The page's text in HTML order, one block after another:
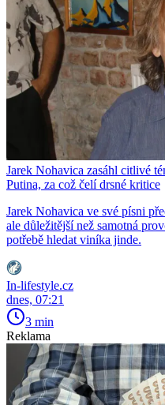
Jarek Nohavica zasáhl citlivé
Putina, za což čelí drsné kritice
Jarek Nohavica ve své písni
ale důležitější než samotná
potřebě hledat viníka jinde.
In-lifestyle.cz
dnes, 07:21
3 min
Reklama